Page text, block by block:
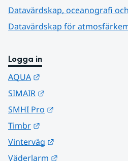
Datavärdskap, oceanografi
Datavärdskap för
Logga in
AQUA
SIMAIR
SMHI Pro
Timbr
Vinterväg
Väderlarm